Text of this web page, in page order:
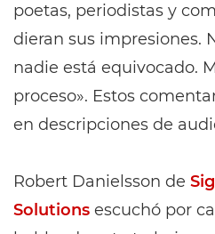
poetas, periodistas y
dieran sus impresiones.
nadie está equivocado.
proceso». Estos
en descripciones de
Robert Danielsson de
Solutions escuchó por